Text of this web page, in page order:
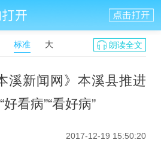
标准 大 朗读全文
溪新闻网》本溪县推进
看病”“看好病”
2017-12-19 15:50:20